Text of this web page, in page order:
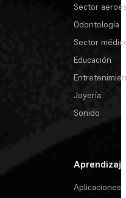
Sector
Odontología
Sector
Educación
Joyería
Sonido
Aprendizaje
Aplicaciones